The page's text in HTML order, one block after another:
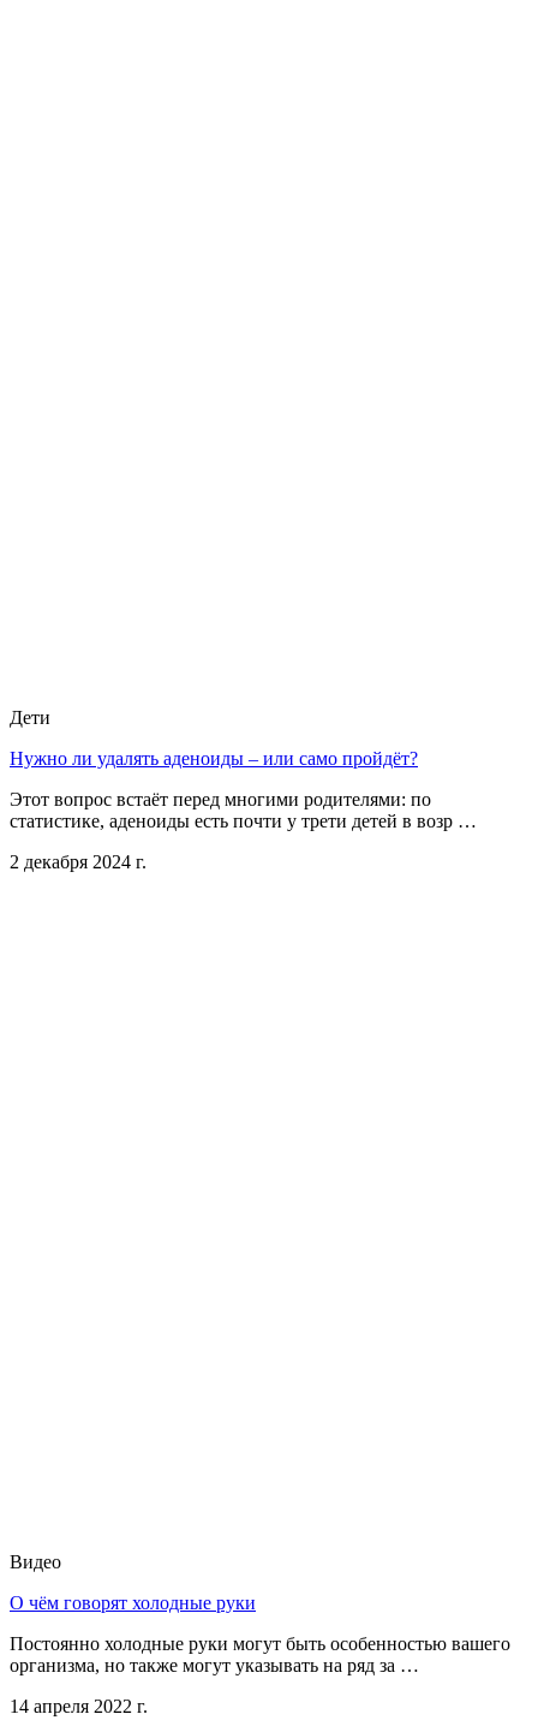
Дети
Нужно ли удалять аденоиды – или само пройдёт?
Этот вопрос встаёт перед многими родителями: по
статистике, аденоиды есть почти у трети детей в возр …
2 декабря 2024 г.
Видео
О чём говорят холодные руки
Постоянно холодные руки могут быть особенностью вашего
организма, но также могут указывать на ряд за …
14 апреля 2022 г.